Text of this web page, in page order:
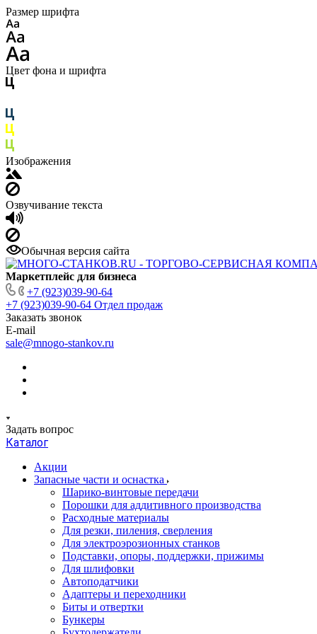
Размер шрифта
Цвет фона и шрифта
Изображения
Озвучивание текста
Обычная версия сайта
Маркетплейс для бизнеса
+7 (923)039-90-64
+7 (923)039-90-64 Отдел продаж
Заказать звонок
E-mail
sale@mnogo-stankov.ru
Задать вопрос
Каталог
Акции
Запасные части и оснастка
Шарико-винтовые передачи
Порошки для аддитивного производства
Расходные материалы
Для резки, пиления, сверления
Для электроэрозионных станков
Подставки, опоры, поддержки, прижимы
Для шлифовки
Автоподатчики
Адаптеры и переходники
Биты и отвертки
Бункеры